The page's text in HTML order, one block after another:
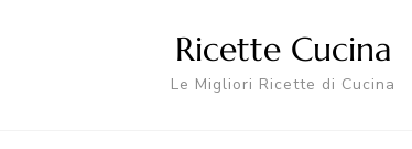
Ricette Cucina
Le Migliori Ricette di Cucina